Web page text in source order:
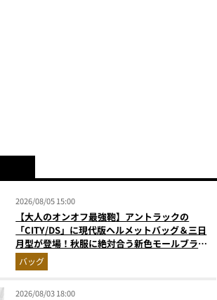
2026/08/05 15:00
【大人のオンオフ最強鞄】アントラックの
「CITY/DS」に現代版ヘルメットバッグ＆三日
月型が登場！秋服に絶対合う新色モールブラウ
ンが傑作
バッグ
2026/08/03 18:00